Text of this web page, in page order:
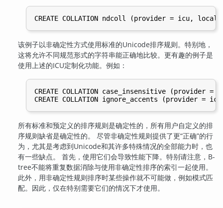
该例子以非确定性方式使用标准的Unicode排序规则。特别地，
这将允许不同规范形式的字符串能正确地比较。更有趣的例子是
使用上述的ICU定制化功能。例如：
CREATE COLLATION case_insensitive
所有标准和预定义的排序规则是确定性的，所有用户自定义的排
序规则缺省是确定性的。 尽管非确定性规则提供了更“正确”的行
为，尤其是考虑到Unicode和其许多特殊情况的全部能力时，也
有一些缺点。 首先，使用它们会导致性能下降。特别请注意，B-
tree不能将重复数据消除与使用非确定性排序的索引一起使用。
此外，用非确定性规则排序时某些操作就不可能做，例如模式匹
配。因此，仅在特别需要它们的情况下才使用。